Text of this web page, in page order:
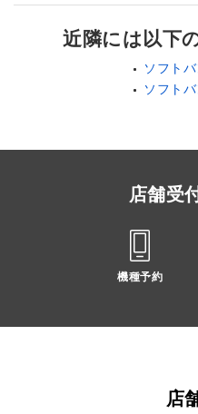
近隣には以下
ソフト
ソフト
店舗受
機種予約
店